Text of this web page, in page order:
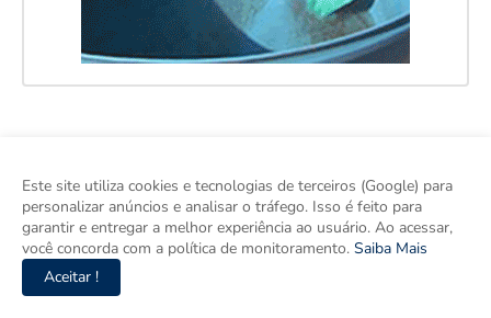
Este site utiliza cookies e tecnologias de terceiros (Google) para
personalizar anúncios e analisar o tráfego. Isso é feito para
garantir e entregar a melhor experiência ao usuário. Ao acessar,
você concorda com a política de monitoramento. Saiba Mais
Aceitar !